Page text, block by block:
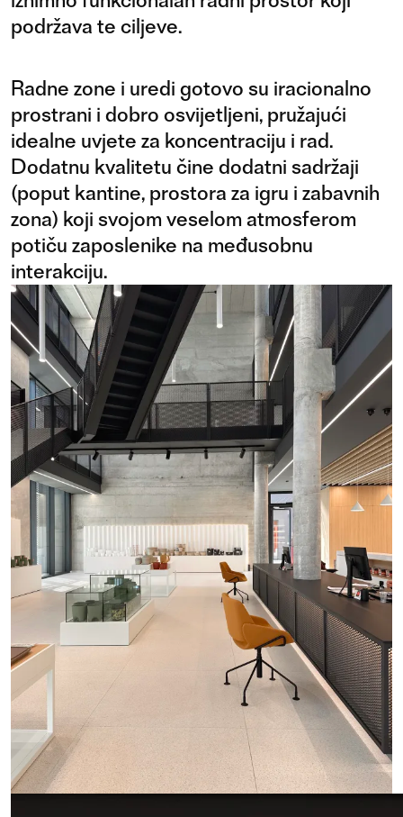
podržava te ciljeve.
Radne zone i uredi gotovo su iracionalno
prostrani i dobro osvijetljeni, pružajući
idealne uvjete za koncentraciju i rad.
Dodatnu kvalitetu čine dodatni sadržaji
(poput kantine, prostora za igru i zabavnih
zona) koji svojom veselom atmosferom
potiču zaposlenike na međusobnu
interakciju.